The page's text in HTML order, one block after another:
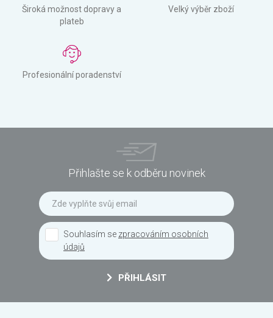
Široká možnost dopravy a
plateb
Velký výběr zboží
Profesionální poradenství
Přihlašte se k odběru novinek
Souhlasím se zpracováním osobních
údajů
PŘIHLÁSIT